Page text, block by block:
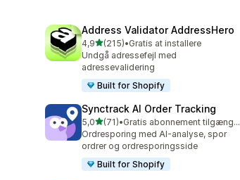
Address Validator AddressHero
4,9ud af 5 stjerner
(215)
215 anmeldelser i alt
•Gratis at installere
Undgå adressefejl med
adressevalidering
Built for Shopify
Synctrack AI Order Tracking
5,0ud af 5 stjerner
(71)
71 anmeldelser i alt
•
Gratis abonnement tilgængeligt
Ordresporing med AI-analyse, spor
ordrer og ordresporingsside
Built for Shopify